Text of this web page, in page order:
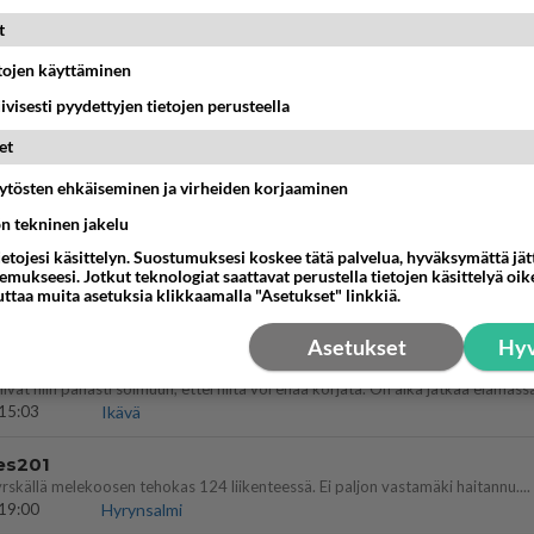
yhtään
Ikävä
edes oo
🤣🤣🤣🤣🤣
Ikävä
Ikävä
melekoosen tehokas 124 liikenteessä. Ei paljon vastamäki haitannu....
Hyrynsalmi
käyttäminen
pyydettyjen tietojen perusteella
ehkäiseminen ja virheiden korjaaminen
tekninen jakelu
käsittelyn. Suostumuksesi koskee tätä palvelua, hyväksymättä
Jotkut teknologiat saattavat perustella tietojen käsittelyä
muita asetuksia klikkaamalla "Asetukset" linkkiä.
Asetukset